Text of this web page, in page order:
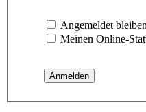
Angemeldet bleiben
Meinen Online-